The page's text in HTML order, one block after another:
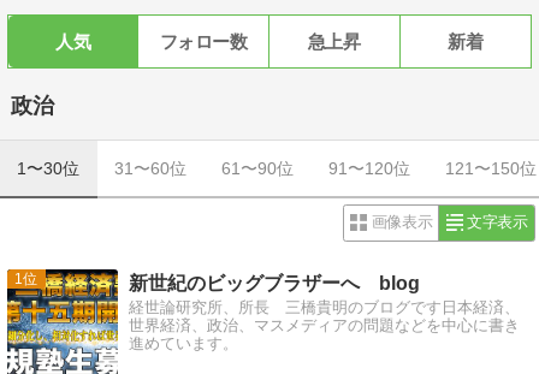
人気 フォロー数 急上昇 新着
政治
1〜30位 31〜60位 61〜90位 91〜120位 121〜150位
画像表示 文字表示
1 新世紀のビッグブラザーへ blog
経世論研究所、所長 三橋貴明のブログです日本経済、
世界経済、政治、マスメディアの問題などを中心に書き
進めています。